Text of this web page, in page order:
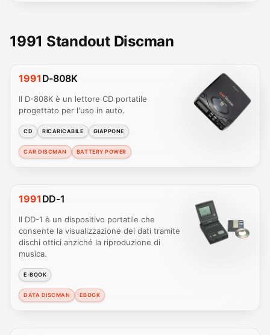
1991 Standout Discman
1991 D-808K
Il D-808K è un lettore CD portatile
progettato per l'uso in auto.
CD RICARICABILE GIAPPONE
CAR DISCMAN BATTERY POWER
1991 DD-1
Il DD-1 è un dispositivo portatile che
consente la visualizzazione dei dati tramite
dischi ottici anziché la riproduzione di
musica.
E-BOOK
DATA DISCMAN EBOOK